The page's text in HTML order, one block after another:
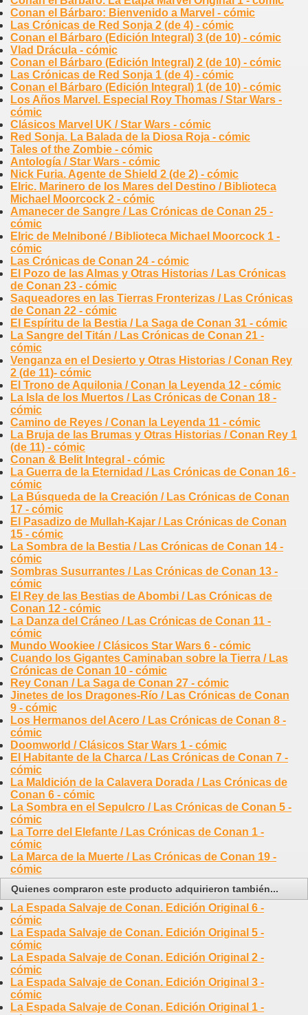
Conan el Bárbaro: Bienvenido a Marvel - cómic
Las Crónicas de Red Sonja 2 (de 4) - cómic
Conan el Bárbaro (Edición Integral) 3 (de 10) - cómic
Vlad Drácula - cómic
Conan el Bárbaro (Edición Integral) 2 (de 10) - cómic
Las Crónicas de Red Sonja 1 (de 4) - cómic
Conan el Bárbaro (Edición Integral) 1 (de 10) - cómic
Los Años Marvel. Especial Roy Thomas / Star Wars -
cómic
Clásicos Marvel UK / Star Wars - cómic
Red Sonja. La Balada de la Diosa Roja - cómic
Tales of the Zombie - cómic
Antología / Star Wars - cómic
Nick Furia. Agente de Shield 2 (de 2) - cómic
Elric. Marinero de los Mares del Destino / Biblioteca
Michael Moorcock 2 - cómic
Amanecer de Sangre / Las Crónicas de Conan 25 -
cómic
Elric de Melniboné / Biblioteca Michael Moorcock 1 -
cómic
Las Crónicas de Conan 24 - cómic
El Pozo de las Almas y Otras Historias / Las Crónicas
de Conan 23 - cómic
Saqueadores en las Tierras Fronterizas / Las Crónicas
de Conan 22 - cómic
El Espíritu de la Bestia / La Saga de Conan 31 - cómic
La Sangre del Titán / Las Crónicas de Conan 21 -
cómic
Venganza en el Desierto y Otras Historias / Conan Rey
2 (de 11)- cómic
El Trono de Aquilonia / Conan la Leyenda 12 - cómic
La Isla de los Muertos / Las Crónicas de Conan 18 -
cómic
Camino de Reyes / Conan la Leyenda 11 - cómic
La Bruja de las Brumas y Otras Historias / Conan Rey 1
(de 11) - cómic
Conan & Belit Integral - cómic
La Guerra de la Eternidad / Las Crónicas de Conan 16 -
cómic
La Búsqueda de la Creación / Las Crónicas de Conan
17 - cómic
El Pasadizo de Mullah-Kajar / Las Crónicas de Conan
15 - cómic
La Sombra de la Bestia / Las Crónicas de Conan 14 -
cómic
Sombras Susurrantes / Las Crónicas de Conan 13 -
cómic
El Rey de las Bestias de Abombi / Las Crónicas de
Conan 12 - cómic
La Danza del Cráneo / Las Crónicas de Conan 11 -
cómic
Mundo Wookiee / Clásicos Star Wars 6 - cómic
Cuando los Gigantes Caminaban sobre la Tierra / Las
Crónicas de Conan 10 - cómic
Rey Conan / La Saga de Conan 27 - cómic
Jinetes de los Dragones-Río / Las Crónicas de Conan
9 - cómic
Los Hermanos del Acero / Las Crónicas de Conan 8 -
cómic
Doomworld / Clásicos Star Wars 1 - cómic
El Habitante de la Charca / Las Crónicas de Conan 7 -
cómic
La Maldición de la Calavera Dorada / Las Crónicas de
Conan 6 - cómic
La Sombra en el Sepulcro / Las Crónicas de Conan 5 -
cómic
La Torre del Elefante / Las Crónicas de Conan 1 -
cómic
La Marca de la Muerte / Las Crónicas de Conan 19 -
cómic
Quienes compraron este producto adquirieron también...
La Espada Salvaje de Conan. Edición Original 6 -
cómic
La Espada Salvaje de Conan. Edición Original 5 -
cómic
La Espada Salvaje de Conan. Edición Original 2 -
cómic
La Espada Salvaje de Conan. Edición Original 3 -
cómic
La Espada Salvaje de Conan. Edición Original 1 -